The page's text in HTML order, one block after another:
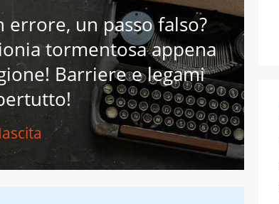
un passo falso?
tormentosa appena
Barriere e legami